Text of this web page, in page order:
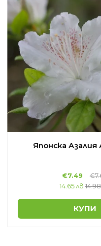
Японска Азалия
€7.49 €
14.65 лв
КУПИ